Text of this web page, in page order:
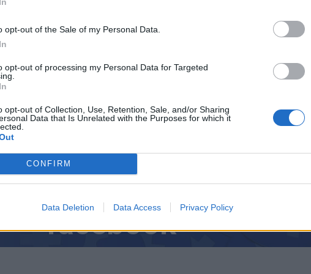
opt-out of the Sale of my Personal Data.
opt-out of processing my Personal Data for Targeted
opt-out of Collection, Use, Retention, Sale, and/or Sharing
Data that Is Unrelated with the Purposes for which it
CONFIRM
Data Deletion Data Access Privacy Policy
за разработване на терапии срещу рак.
НОВИНИ »
facebook